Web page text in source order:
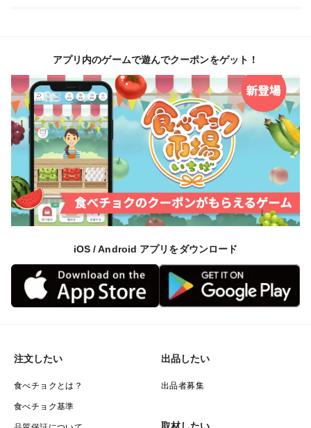
ご家庭用、贈答用どちらもご利用下さい。
＃ご注文に際しての注意点（配送方法や納期指定など）
一個一個確認して箱詰めしていますが、配送中の振動な
どで割れや傷みが出てしまう場合がございます。その
分、表記の量より多めに入れておりますのでご了承のほ
どよろしくお願い致します。
また、天候の影響や作業状況等により希望日にお届けで
きない場合がございます。その際は事前に連絡させて頂
きます。
アプリ内のゲームで遊んでクーポンをゲット！
iOS / Android アプリをダウンロード
注文したい
食べチョクとは？
食べチョク基準
出品したい
出品者募集
取材したい